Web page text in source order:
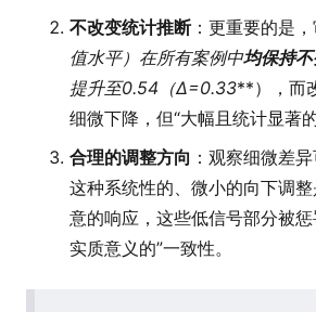
不改变统计推断：更重要的是
值水平）在所有案例中均保持
提升至0.54（Δ=0.33**），而
细微下降，但“大幅且统计显著
合理的调整方向 ：观察细微差
这种系统性的、微小的向下调
意的响应，这些低信号部分被
实质意义的”一致性。